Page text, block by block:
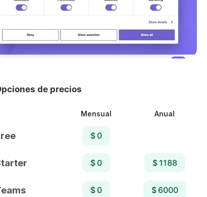
de precios
Mensual Anual
$ 0
$ 0 $ 1188
$ 0 $ 6000